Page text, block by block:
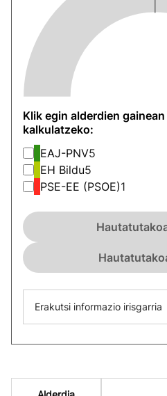
Klik egin alderdien
kalkulatzeko:
EAJ-PNV5
EH Bildu5
PSE-EE (PSOE)1
Erakutsi informazio irisgarria